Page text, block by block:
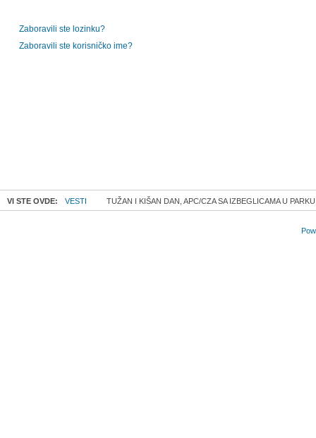
Zaboravili ste lozinku?
Zaboravili ste korisničko ime?
VI STE OVDE: VESTI TUŽAN I KIŠAN DAN, APC/CZA SA IZBEGLICAMA U